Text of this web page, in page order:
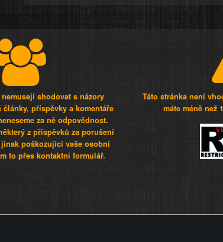
shodovat s názory
články, příspěvky a komentáře
za ně odpovědnost.
z příspěvků za porušení
poškozující vaše osobní
to přes kontaktní formulář.
Táto stránka není
máte méně než